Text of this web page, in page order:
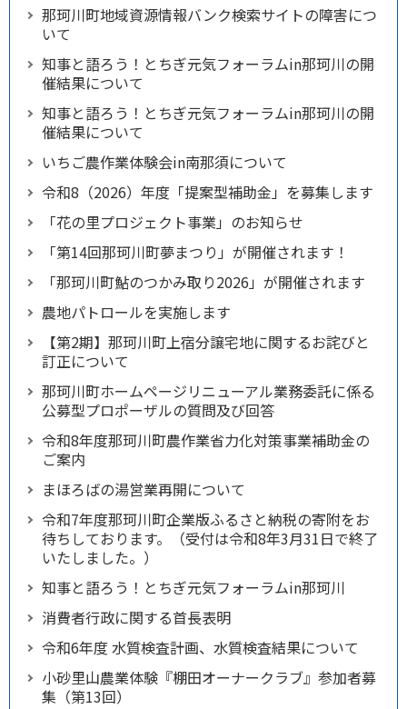
那珂川町地域資源情報バンク検索サイトの障害につ
いて
知事と語ろう！とちぎ元気フォーラムin那珂川の開
催結果について
知事と語ろう！とちぎ元気フォーラムin那珂川の開
催結果について
いちご農作業体験会in南那須について
令和8（2026）年度「提案型補助金」を募集します
「花の里プロジェクト事業」のお知らせ
「第14回那珂川町夢まつり」が開催されます！
「那珂川町鮎のつかみ取り2026」が開催されます
農地パトロールを実施します
【第2期】那珂川町上宿分譲宅地に関するお詫びと
訂正について
那珂川町ホームページリニューアル業務委託に係る
公募型プロポーザルの質問及び回答
令和8年度那珂川町農作業省力化対策事業補助金の
ご案内
まほろばの­湯営業再開について
令和7年度那珂川町企業版ふるさと納税の寄附をお
待ちしております。（受付は令和8年3月31日で終了
いたしました。）
知事と語ろう！とちぎ元気フォーラムin那珂川
消費者行政に関する首長表明
令和6年度 水質検査計画、水質検査結果について
小砂里山農業体験『棚田オーナークラブ』参加者募
集（第13回）